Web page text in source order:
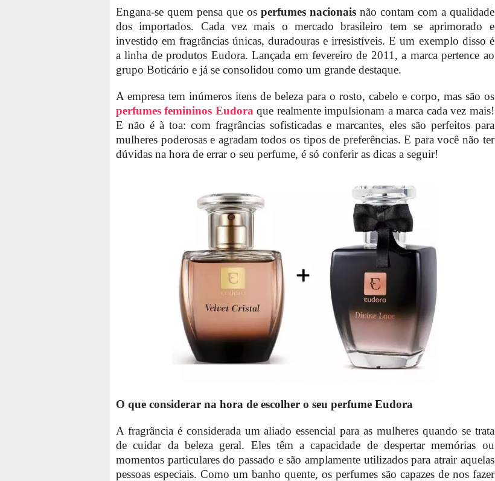
Engana-se quem pensa que os perfumes nacionaisnão contam com a qualidade
dos importados. Cada vez mais o mercado brasileiro tem se aprimorado e
investido em fragrâncias únicas, duradouras e irresistíveis. E um exemplo disso é
a linha de produtos Eudora. Lançada em fevereiro de 2011, a marca pertence ao
grupo Boticário e já se consolidou como um grande destaque.
A empresa tem inúmeros itens de beleza para o rosto, cabelo e corpo, mas são os
perfumes femininos Eudora que realmente impulsionam a marca cada vez mais!
E não é à toa: com fragrâncias sofisticadas e marcantes, eles são perfeitos para
mulheres poderosas e agradam todos os tipos de preferências. E para você não ter
dúvidas na hora de errar o seu perfume, é só conferir as dicas a seguir!
O que considerar na hora de escolher o seu perfume Eudora
A fragrância é considerada um aliado essencial para as mulheres quando se trata
de cuidar da beleza geral. Eles têm a capacidade de despertar memórias ou
momentos particulares do passado e são amplamente utilizados para atrair aquelas
pessoas especiais. Como um banho quente, os perfumes são capazes de nos fazer